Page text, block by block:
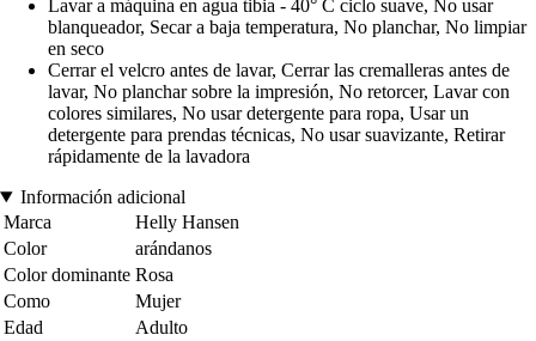
Lavar a máquina en agua tibia - 40° C ciclo suave, No usar
blanqueador, Secar a baja temperatura, No planchar, No limpiar
en seco
Cerrar el velcro antes de lavar, Cerrar las cremalleras antes de
lavar, No planchar sobre la impresión, No retorcer, Lavar con
colores similares, No usar detergente para ropa, Usar un
detergente para prendas técnicas, No usar suavizante, Retirar
rápidamente de la lavadora
Información adicional
Marca
Helly Hansen
Color
arándanos
Color dominante Rosa
Como
Mujer
Edad
Adulto